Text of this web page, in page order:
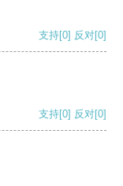
支持[0] 反对[0]
支持[0] 反对[0]